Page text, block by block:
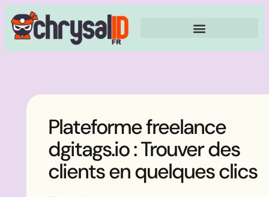
Plateforme freelance
dgitags.io : Trouver des
clients en quelques clics